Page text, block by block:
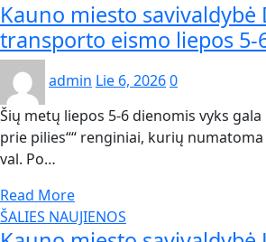
Kauno miesto savivaldybė
transporto eismo liepos 5-
admin Lie 6, 20260
Šių metų liepos 5-6 dienomis vyks
prie pilies““ renginiai, kurių
val. Po…
Read More
ŠALIES NAUJIENOS